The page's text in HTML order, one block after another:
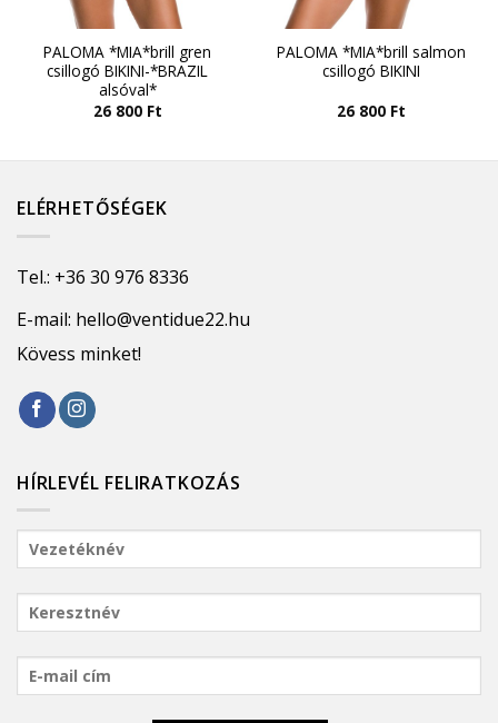
PALOMA *MIA*brill gren
csillogó BIKINI-*BRAZIL
alsóval*
26 800 Ft
PALOMA *MIA*brill salmon
csillogó BIKINI
26 800 Ft
ELÉRHETŐSÉGEK
Tel.: +36 30 976 8336
E-mail: hello@ventidue22.hu
Kövess minket!
HÍRLEVÉL FELIRATKOZÁS